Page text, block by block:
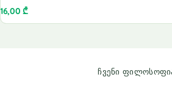
16,00₾
ჩვენი